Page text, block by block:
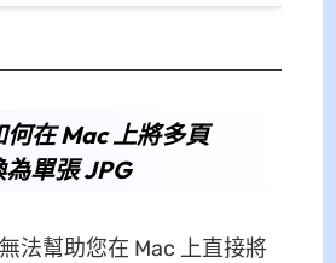
何在 Mac 上將多頁
單張 JPG
法幫助您在 Mac 上直接將